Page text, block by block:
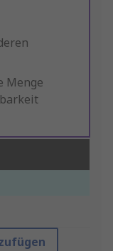
Menge